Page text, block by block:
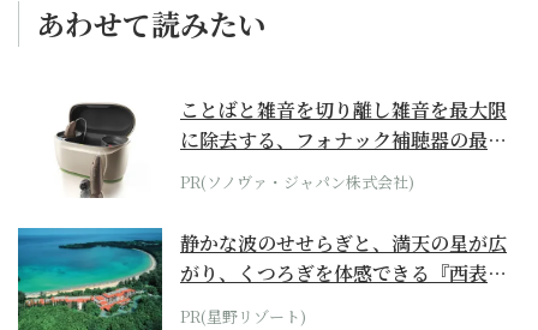
あわせて読みたい
ことばと雑音を切り離し雑音を最大限
に除去する、フォナック補聴器の最上
位モデル
PR(ソノヴァ・ジャパン株式会社)
静かな波のせせらぎと、満天の星が広
がり、くつろぎを体感できる『西表島
ホテル by...
PR(星野リゾート)